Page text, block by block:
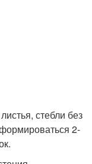
стебли без
2-